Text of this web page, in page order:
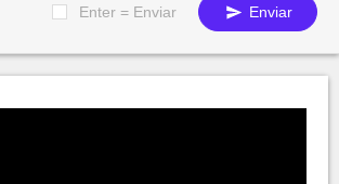
Enter = Enviar Enviar